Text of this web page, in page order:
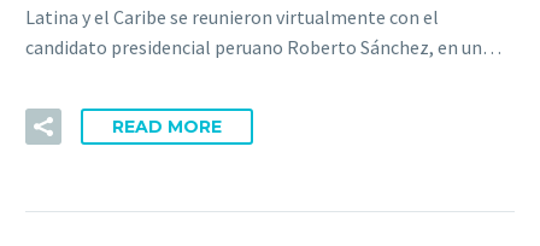
Latina y el Caribe se reunieron virtualmente con el
candidato presidencial peruano Roberto Sánchez, en un…
READ MORE